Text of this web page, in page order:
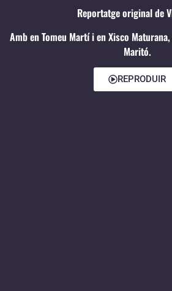
Reportatge original de
Amb en Tomeu Martí i en Xisco Maturana,
Maritó.
REPRODUIR